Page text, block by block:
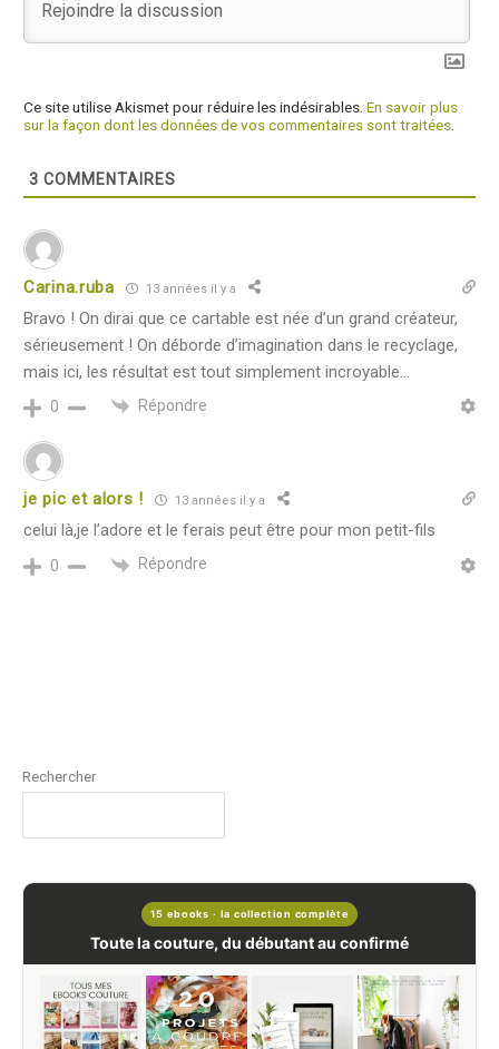
Ce site utilise Akismet pour réduire les indésirables. En savoir plus
sur la façon dont les données de vos commentaires sont traitées
3 COMMENTAIRES
Carina.ruba 13 années il y a
Bravo ! On dirai que ce cartable est née d’un grand créateur,
sérieusement ! On déborde d’imagination dans le recyclage,
mais ici, les résultat est tout simplement incroyable…
0 Répondre
je pic et alors ! 13 années il y a
celui là,je l’adore et le ferais peut être pour mon petit-fils
0 Répondre
Rechercher
15 ebooks · la collection complète
Toute la couture, du débutant au confirmé